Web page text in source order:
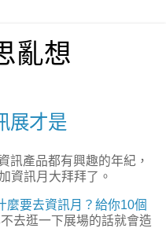
亂想
展才是
訊產品都有興趣的年紀，
資訊月大拜拜了。
麼要去資訊月？給你10個
去逛一下展場的話就會造